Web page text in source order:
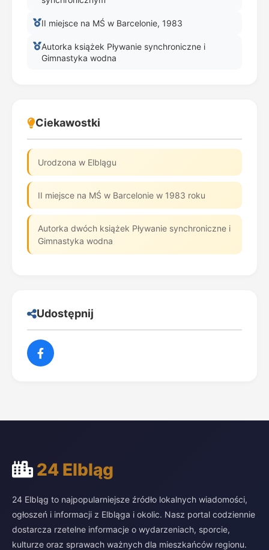
II miejsce na MŚ w Barcelonie, 1983
Autorka książek Pływanie synchroniczne i
Gimnastyka wodna
Ciekawostki
Urodzona w Elblągu
II miejsce na MŚ w Barcelonie w 1983 roku
Autorka dwóch książek Pływanie synchroniczne i
Gimnastyka wodna
Udostępnij
24 Elbląg
24 Elbląg to najpopularniejsze źródło lokalnych wiadomości,
ogłoszeń i informacji z Elbląga i okolic. Nasz portal codziennie
dostarcza rzetelne informacje o wydarzeniach, sporcie,
kulturze oraz sprawach ważnych dla mieszkańców regionu.